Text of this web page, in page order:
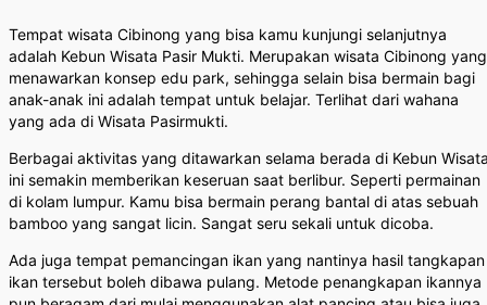
Tempat wisata Cibinong yang bisa kamu kunjungi selanjutnya
adalah Kebun Wisata Pasir Mukti. Merupakan wisata Cibinong yang
menawarkan konsep edu park, sehingga selain bisa bermain bagi
anak-anak ini adalah tempat untuk belajar. Terlihat dari wahana
yang ada di Wisata Pasirmukti.
Berbagai aktivitas yang ditawarkan selama berada di Kebun
ini semakin memberikan keseruan saat berlibur. Seperti permainan
di kolam lumpur. Kamu bisa bermain perang bantal di atas sebuah
bamboo yang sangat licin. Sangat seru sekali untuk dicoba.
Ada juga tempat pemancingan ikan yang nantinya hasil tangkapan
ikan tersebut boleh dibawa pulang. Metode penangkapan ikannya